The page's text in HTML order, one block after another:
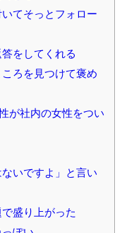
てそっとフォロー
をしてくれる
ろを見つけて褒め
が社内の女性をつい
いですよ」と言い
盛り上がった